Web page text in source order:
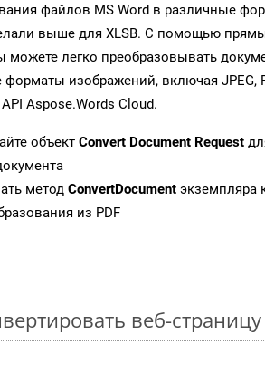
файлов MS Word в различные
выше для XLSB. С помощью
можете легко преобразовывать
изображений, включая JPEG,
Aspose.Words Cloud.
объект Convert Document Request
метод ConvertDocument экземпляра
из PDF
веб-